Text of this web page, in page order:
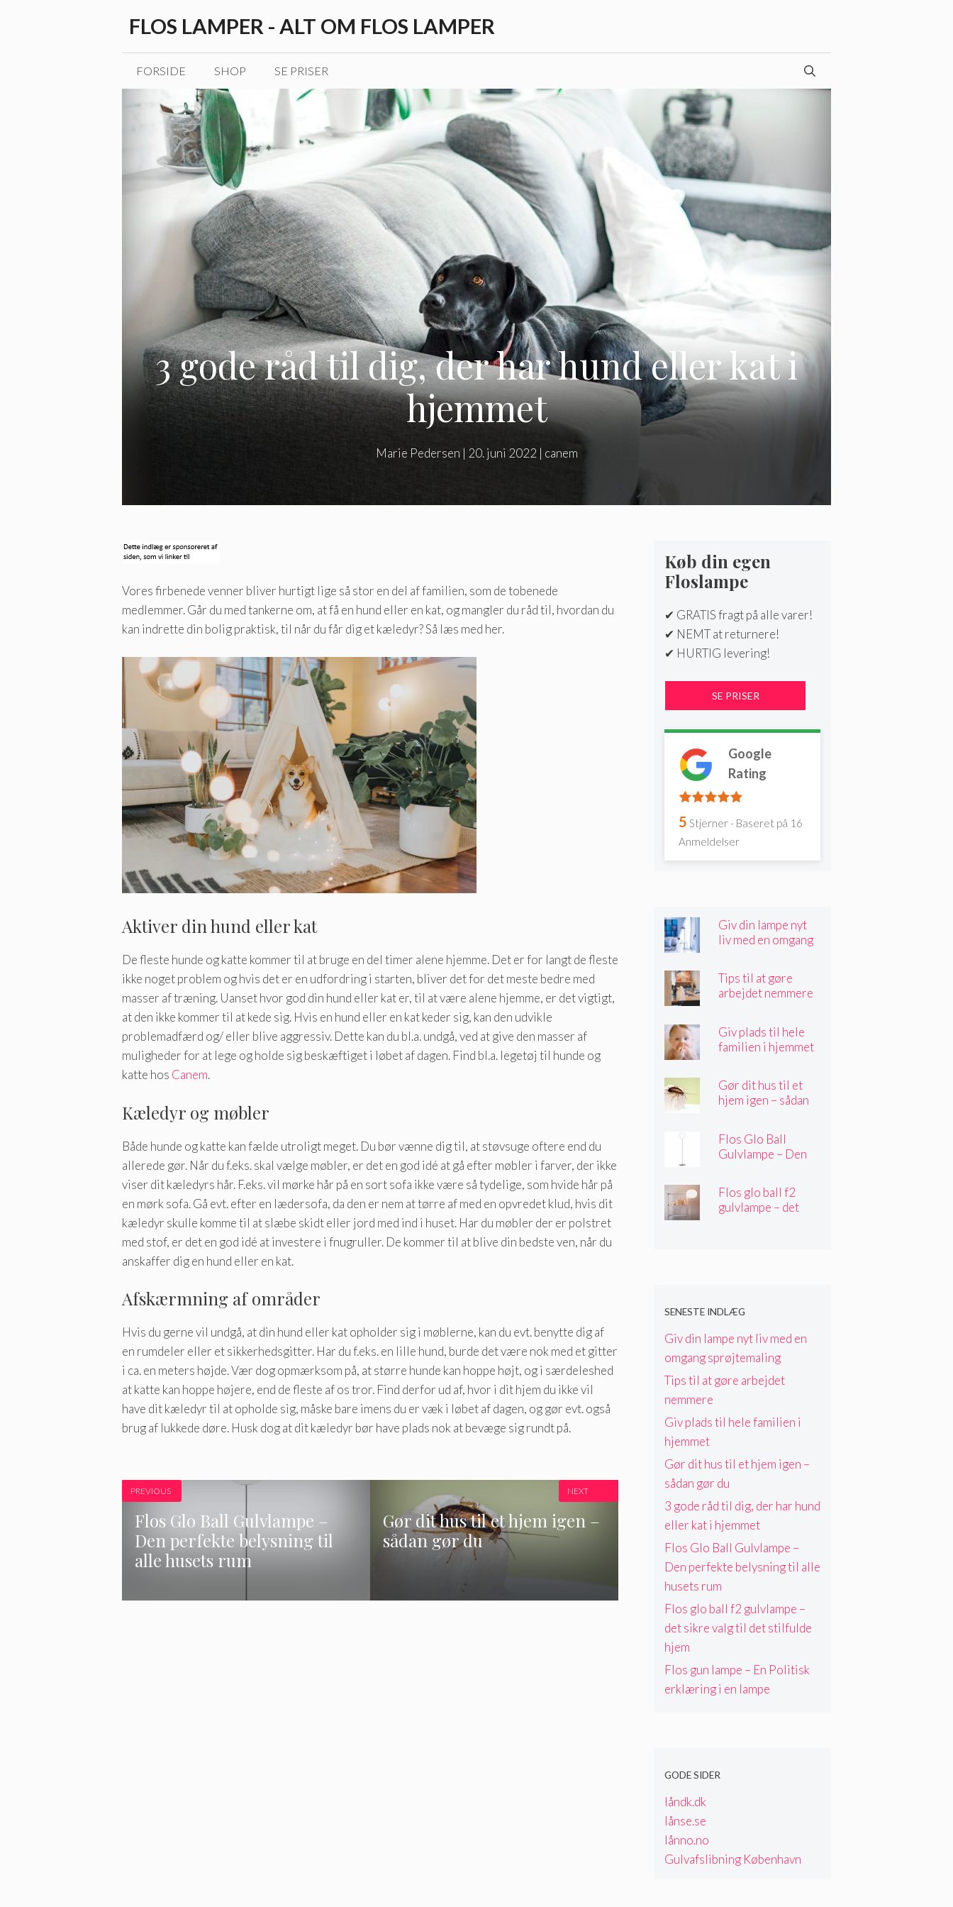
FLOS LAMPER - ALT OM FLOS LAMPER
FORSIDE SHOP SE PRISER
3 gode råd til dig, der har hund eller kat i
hjemmet
Marie Pedersen | 20. juni 2022 | canem
Vores firbenede venner bliver hurtigt lige så stor en del af familien, som de tobenede
medlemmer. Går du med tankerne om, at få en hund eller en kat, og mangler du råd til, hvordan du
kan indrette din bolig praktisk, til når du får dig et kæledyr? Så læs med her.
Aktiver din hund eller kat
De fleste hunde og katte kommer til at bruge en del timer alene hjemme. Det er for langt de fleste
ikke noget problem og hvis det er en udfordring i starten, bliver det for det meste bedre med
masser af træning. Uanset hvor god din hund eller kat er, til at være alene hjemme, er det vigtigt,
at den ikke kommer til at kede sig. Hvis en hund eller en kat keder sig, kan den udvikle
problemadfærd og/ eller blive aggressiv. Dette kan du bl.a. undgå, ved at give den masser af
muligheder for at lege og holde sig beskæftiget i løbet af dagen. Find bl.a. legetøj til hunde og
katte hos Canem.
Kæledyr og møbler
Både hunde og katte kan fælde utroligt meget. Du bør vænne dig til, at støvsuge oftere end du
allerede gør. Når du f.eks. skal vælge møbler, er det en god idé at gå efter møbler i farver, der ikke
viser dit kæledyrs hår. F.eks. vil mørke hår på en sort sofa ikke være så tydelige, som hvide hår på
en mørk sofa. Gå evt. efter en lædersofa, da den er nem at tørre af med en opvredet klud, hvis dit
kæledyr skulle komme til at slæbe skidt eller jord med ind i huset. Har du møbler der er polstret
med stof, er det en god idé at investere i fnugruller. De kommer til at blive din bedste ven, når du
anskaffer dig en hund eller en kat.
Afskærmning af områder
Hvis du gerne vil undgå, at din hund eller kat opholder sig i møblerne, kan du evt. benytte dig af
en rumdeler eller et sikkerhedsgitter. Har du f.eks. en lille hund, burde det være nok med et gitter
i ca. en meters højde. Vær dog opmærksom på, at større hunde kan hoppe højt, og i særdeleshed
at katte kan hoppe højere, end de fleste af os tror. Find derfor ud af, hvor i dit hjem du ikke vil
have dit kæledyr til at opholde sig, måske bare imens du er væk i løbet af dagen, og gør evt. også
brug af lukkede døre. Husk dog at dit kæledyr bør have plads nok at bevæge sig rundt på.
PREVIOUS
Flos Glo Ball Gulvlampe –
Den perfekte belysning til
alle husets rum
Gør dit hus til et hjem igen –
sådan gør du
NEXT
Køb din egen
Floslampe
✔ GRATIS fragt på alle varer!
✔ NEMT at returnere!
✔ HURTIG levering!
Google
Rating
5 Stjerner - Baseret på 16
Anmeldelser
Giv din lampe nyt
liv med en omgang
Tips til at gøre
arbejdet nemmere
Giv plads til hele
familien i hjemmet
Gør dit hus til et
hjem igen – sådan
Flos Glo Ball
Gulvlampe – Den
Flos glo ball f2
gulvlampe – det
SENESTE INDLÆG
Giv din lampe nyt liv med en
omgang sprøjtemaling
Tips til at gøre arbejdet
nemmere
Giv plads til hele familien i
hjemmet
Gør dit hus til et hjem igen –
sådan gør du
3 gode råd til dig, der har hund
eller kat i hjemmet
Flos Glo Ball Gulvlampe –
Den perfekte belysning til alle
husets rum
Flos glo ball f2 gulvlampe –
det sikre valg til det stilfulde
hjem
Flos gun lampe – En Politisk
erklæring i en lampe
GODE SIDER
låndk.dk
lånse.se
lånno.no
Gulvafslibning København